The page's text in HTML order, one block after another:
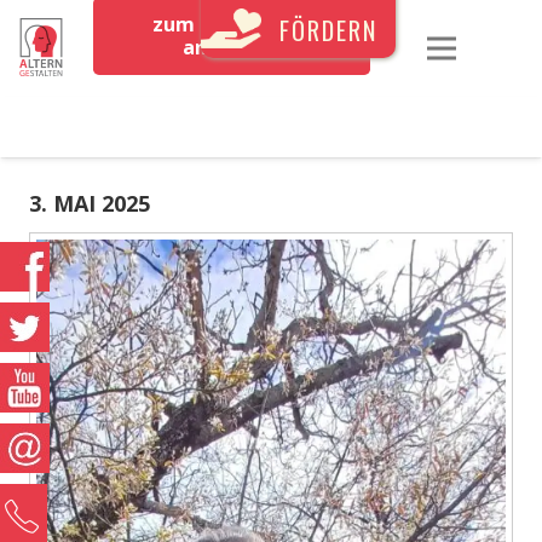
zum Newsletter
anmeldenFÖRDERN
3. MAI 2025